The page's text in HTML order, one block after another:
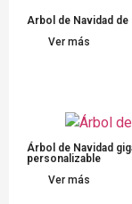
Arbol de Navidad
Ver más
Árbol de Navidad
personalizable
Ver más